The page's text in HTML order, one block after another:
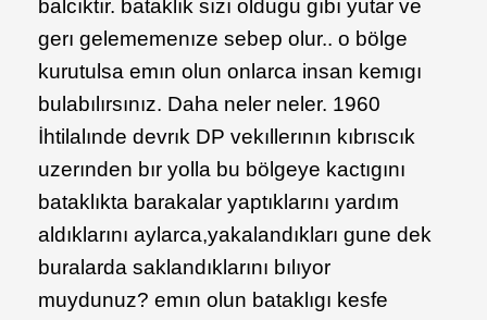
balcıktır. bataklık sızı oldugu gıbı yutar ve
gerı gelememenıze sebep olur.. o bölge
kurutulsa emın olun onlarca insan kemıgı
bulabılırsınız. Daha neler neler. 1960
İhtilalınde devrık DP vekıllerının kıbrıscık
uzerınden bır yolla bu bölgeye kactıgını
bataklıkta barakalar yaptıklarını yardım
aldıklarını aylarca,yakalandıkları gune dek
buralarda saklandıklarını bılıyor
muydunuz? emın olun bataklıgı kesfe